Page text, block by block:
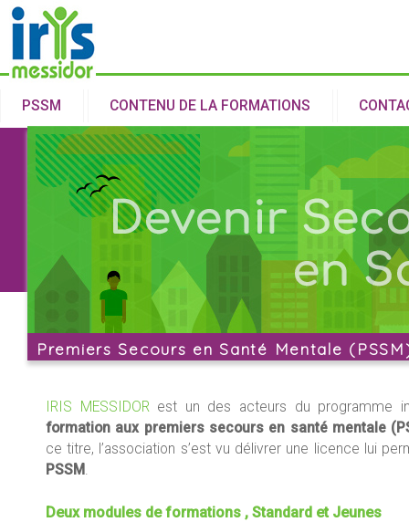
PSSM CONTENU DE LA FORMATIONS
Premiers Secours en Santé Mentale
IRIS MESSIDORest un des acteurs du programme
formation aux premiers secours en santé mentale
ce titre, l’association s’est vu délivrer une licence lui
PSSM.
Deux modules de formations , Standard et Jeunes